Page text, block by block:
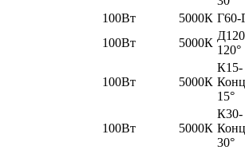
100Вт 5000К Г60-
100Вт
5000К
120°
100Вт 5000К
К15-
15°
100Вт 5000К
К30-
30°